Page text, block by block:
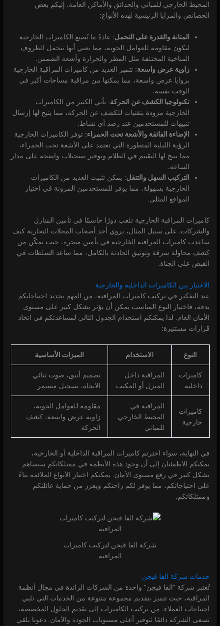
المحيط الخارجي للمباني والحدائق والأماكن العامة. إليكم بعض
الخصائص والمزايا الرئيسية لهذه الأنواع:
المتانة والقدرة على التحمل: عادةً ما تُصنع الكاميرات الخارجية
لتكون مقاومة للعوامل الجوية، مما يعني أنها تتحمل الظروف
المناخية المختلفة مثل المطر والحرارة وأشعة الشمس.
زاوية عرض واسعة: تتميز العديد من كاميرات المراقبة الخارجية
بزوايا عرض واسعة، مما يمكنها من مراقبة مساحات أكبر في
الوقت نفسه.
تكنولوجيا الكشف عن الحركة: تأتي الكثير من الكاميرات
الخارجية مزودة بتقنيات للكشف عن الحركة، مما يتيح لها إرسال
تنبيهات للمستخدمين عند رصد أي نشاط.
الإضاءة الفائقة والأشعة تحت الحمراء: توفر الكاميرات الخارجية
الرؤية الليلية المتطورة التي تعتمد على الأشعة تحت الحمراء،
مما يتيح لها التقييم في الظلام وتوفير تسجيلات واضحة على مدار
الساعة.
التركيب السهل والتنقل: يمكن تثبيت العديد من الكاميرات
الخارجية بسهولة، مما يوفر للمستخدمين المرونة في اختيار
المواقع المثلى.
كاميرات المراقبة الخارجية تلعب دورًا حاسمًا في تأمين المنازل
والشركات. على سبيل المثال، يروي أحد أصحاب المحلات التجارية كيف
ساعدت كاميرات المراقبة الخارجية في تأمين متجره، حيث تمكّن من
كشف محاولة سرقة وتوثيق الحادثة بالكامل، مما ساعد السلطات في
القبض على الجناة.
الاختيار بين الكاميرات الداخلية والخارجية
عند التفكير في تركيب كاميرات المراقبة، من المهم تحديد احتياجاتكم
بدقة، فاختيار النوع المناسب يمكن أن يؤثر بشكل كبير على مستوى
الأمان العام. لذا يمكنكم استخدام الجدول التالي لمساعدتكم في اتخاذ
قرارات مستنيرة:
النوع الاستخدام الميزات الأساسية
كاميرات
داخلية
المراقبة داخل
المنزل أو المكتب
تصميم أنيق، صوت ثنائي
الاتجاه، تسجيل مستمر
كاميرات
خارجية
المراقبة في
المحيط الخارجي
للمباني
مقاومة للعوامل الجوية،
زاوية عرض واسعة، كشف
الحركة
في النهاية، سواء اخترتم كاميرات المراقبة الداخلية أو الخارجية،
يمكنكم الاطمئنان إلى أن وجود هذه الأنظمة في ممتلكاتكم سيساهم
بشكل كبير في رفع مستوى الأمان. يمكنكم اختيار الأنواع الملائمة بناءً
على احتياجاتكم، مما يوفر لكم راحتكم ويعزز من حماية عائلتكم
وممتلكاتكم.
شركة الفا فيجن لتركيب كاميرات
المراقبة
خدمات شركة الفا فيجن
تُعتبر شركة “الفا فيجن” واحدة من الشركات الرائدة في مجال أنظمة
المراقبة، حيث تتميز بتقديم مجموعة متنوعة من الخدمات التي تلبي
احتياجات العملاء. من تركيب الكاميرات إلى تقديم الحلول المخصصة،
تسعى الشركة دائمًا لتوفير أعلى مستويات الجودة والأمان. دعونا نلقي